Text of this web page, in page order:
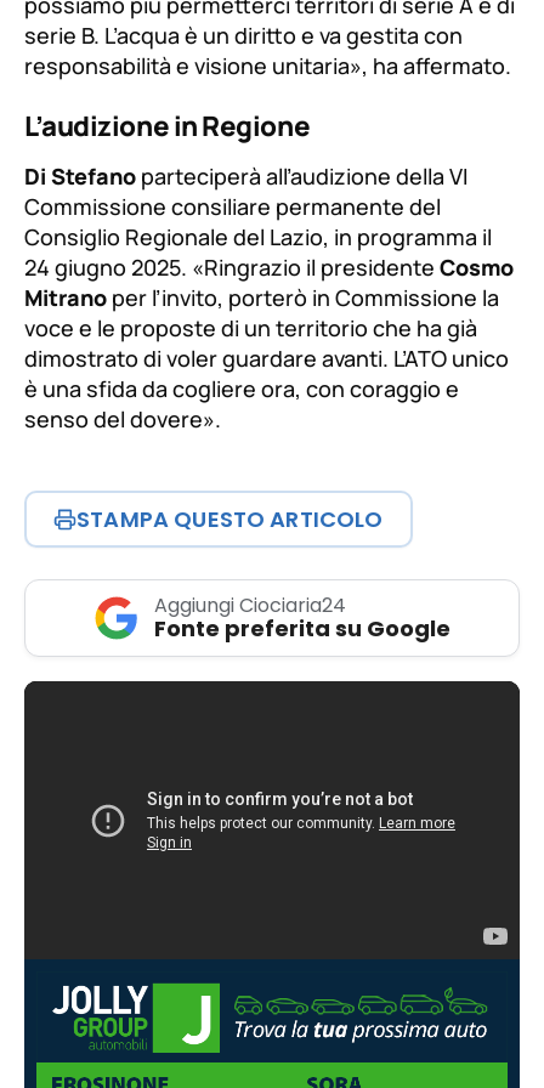
serie B. L’acqua è un diritto e va gestita con
responsabilità e visione unitaria», ha affermato.
L’audizione in Regione
Di Stefano parteciperà all’audizione della VI
Commissione consiliare permanente del
Consiglio Regionale del Lazio, in programma il
24 giugno 2025. «Ringrazio il presidente Cosmo
Mitrano per l’invito, porterò in Commissione la
voce e le proposte di un territorio che ha già
dimostrato di voler guardare avanti. L’ATO unico
è una sfida da cogliere ora, con coraggio e
senso del dovere».
STAMPA QUESTO ARTICOLO
Aggiungi Ciociaria24
Fonte preferita su Google